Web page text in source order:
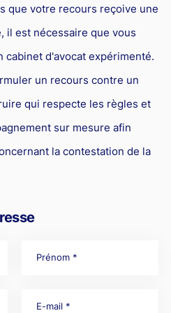
que votre recours reçoive une
il est nécessaire que vous
d'avocat expérimenté.
un recours contre un
qui respecte les règles et
sur mesure afin
la contestation de la